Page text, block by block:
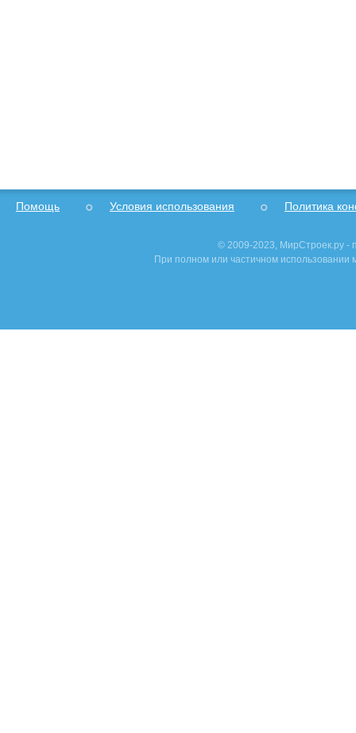
Помощь Условия использования Политика
© 2009-2023, МирСтроек.ру -
При полном или частичном использовании